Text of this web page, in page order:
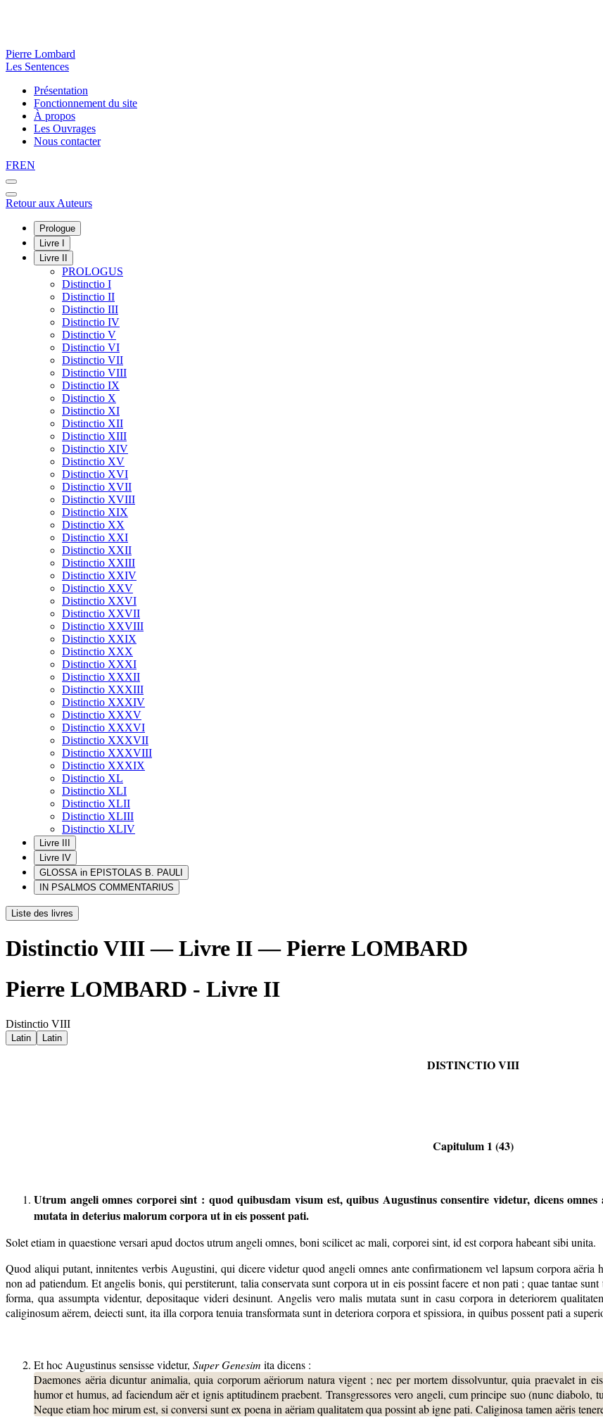
Pierre Lombard
Les Sentences
Présentation
Fonctionnement du site
À propos
Les Ouvrages
Nous contacter
FREN
Retour aux Auteurs
Prologue
Livre I
Livre II
PROLOGUS
Distinctio I
Distinctio II
Distinctio III
Distinctio IV
Distinctio V
Distinctio VI
Distinctio VII
Distinctio VIII
Distinctio IX
Distinctio X
Distinctio XI
Distinctio XII
Distinctio XIII
Distinctio XIV
Distinctio XV
Distinctio XVI
Distinctio XVII
Distinctio XVIII
Distinctio XIX
Distinctio XX
Distinctio XXI
Distinctio XXII
Distinctio XXIII
Distinctio XXIV
Distinctio XXV
Distinctio XXVI
Distinctio XXVII
Distinctio XXVIII
Distinctio XXIX
Distinctio XXX
Distinctio XXXI
Distinctio XXXII
Distinctio XXXIII
Distinctio XXXIV
Distinctio XXXV
Distinctio XXXVI
Distinctio XXXVII
Distinctio XXXVIII
Distinctio XXXIX
Distinctio XL
Distinctio XLI
Distinctio XLII
Distinctio XLIII
Distinctio XLIV
Livre III
Livre IV
GLOSSA in EPISTOLAS B. PAULI
IN PSALMOS COMMENTARIUS
Liste des livres
Distinctio VIII — Livre II — Pierre LOMBARD
Pierre LOMBARD - Livre II
Distinctio VIII
Latin Latin
DISTINCTIO VIII
Capitulum 1 (43)
Utrum angeli omnes corporei sint : quod quibusdam visum est, quibus Augustinus consentire videtur, dicens
mutata in deterius malorum corpora ut in eis possent pati.
Solet etiam in quaestione versari apud doctos utrum angeli omnes, boni scilicet ac mali, corporei sint, id est corpora habeant sibi unita.
Quod aliqui putant, innitentes verbis Augustini, qui dicere videtur quod angeli omnes ante confirmationem vel lapsum corpora aëria
non ad patiendum. Et angelis bonis, qui perstiterunt, talia conservata sunt corpora ut in eis possint facere et non pati ; quae tantae
forma, qua assumpta videntur, depositaque videri desinunt. Angelis vero malis mutata sunt in casu corpora in deteriorem
caliginosum aërem, deiecti sunt, ita illa corpora tenuia transformata sunt in deteriora corpora et spissiora, in quibus possent pati a
Et hoc Augustinus sensisse videtur, Super Genesim ita dicens :
Daemones aëria dicuntur animalia, quia corporum aëriorum natura vigent ; nec per mortem dissolvuntur, quia praevalet in
humor et humus, ad faciendum aër et ignis aptitudinem praebent. Transgressores vero angeli, cum principe suo (nunc
Neque etiam hoc mirum est, si conversi sunt ex poena in aëriam qualitatem qua possint ab igne pati. Caliginosa tamen aëris